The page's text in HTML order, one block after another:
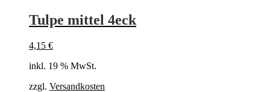
Tulpe mittel 4eck
4,15 €
inkl. 19 % MwSt.
zzgl. Versandkosten